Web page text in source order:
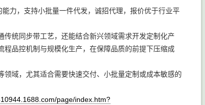
力，支持小批量一件代发，诚招代理，报价优于行业平
传统同步带工艺，还能结合新兴领域需求开发定制化产
品控机制与规模化生产，在保障品质的前提下压缩成
域，尤其适合需要快速交付、小批量定制或成本敏感的
page/index.htm?